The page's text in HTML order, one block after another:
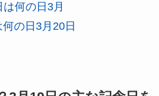
は何の日3月
の日3月20日